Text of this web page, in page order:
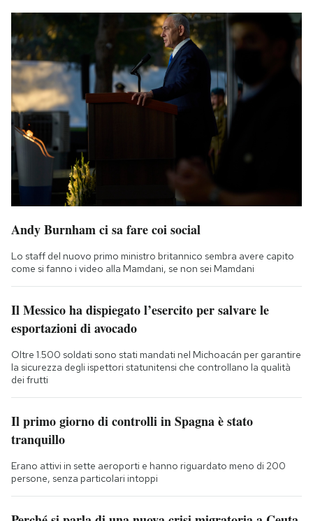
Andy Burnham ci sa fare coi social
Lo staff del nuovo primo ministro britannico sembra avere capito
come si fanno i video alla Mamdani, se non sei Mamdani
Il Messico ha dispiegato l’esercito per salvare le
esportazioni di avocado
Oltre 1.500 soldati sono stati mandati nel Michoacán per garantire
la sicurezza degli ispettori statunitensi che controllano la qualità
dei frutti
Il primo giorno di controlli in Spagna è stato
tranquillo
Erano attivi in sette aeroporti e hanno riguardato meno di 200
persone, senza particolari intoppi